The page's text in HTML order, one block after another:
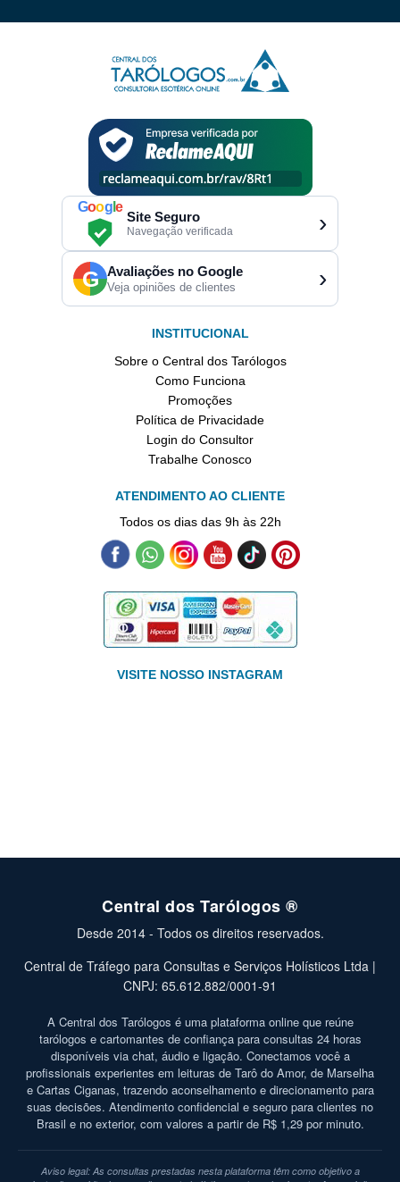
Google
Site Seguro
Navegação verificada ›
G Avaliações no Google
Veja opiniões de clientes ›
INSTITUCIONAL
Sobre o Central dos Tarólogos
Como Funciona
Promoções
Política de Privacidade
Login do Consultor
Trabalhe Conosco
ATENDIMENTO AO CLIENTE
Todos os dias das 9h às 22h
VISITE NOSSO INSTAGRAM
Central dos Tarólogos ®
Desde 2014 - Todos os direitos reservados.
Central de Tráfego para Consultas e Serviços Holísticos Ltda |
CNPJ: 65.612.882/0001-91
A Central dos Tarólogos é uma plataforma online que reúne
tarólogos e cartomantes de confiança para consultas 24 horas
disponíveis via chat, áudio e ligação. Conectamos você a
profissionais experientes em leituras de Tarô do Amor, de Marselha
e Cartas Ciganas, trazendo aconselhamento e direcionamento para
suas decisões. Atendimento confidencial e seguro para clientes no
Brasil e no exterior, com valores a partir de R$ 1,29 por minuto.
Aviso legal: As consultas prestadas nesta plataforma têm como objetivo a